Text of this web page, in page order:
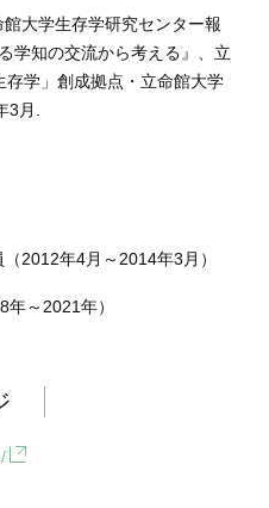
大学生存学研究センター報
知の交流から考える』、立
学」創成拠点・立命館大学
月.
2012年4月～2014年3月）
～2021年）